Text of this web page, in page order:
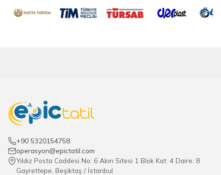
+90 5320154758
operasyon@epictatil.com
Yıldız Posta Caddesi No: 6 Akın Sitesi 1 Blok Kat: 4 Daire: 8
Gayrettepe, Beşiktaş / İstanbul